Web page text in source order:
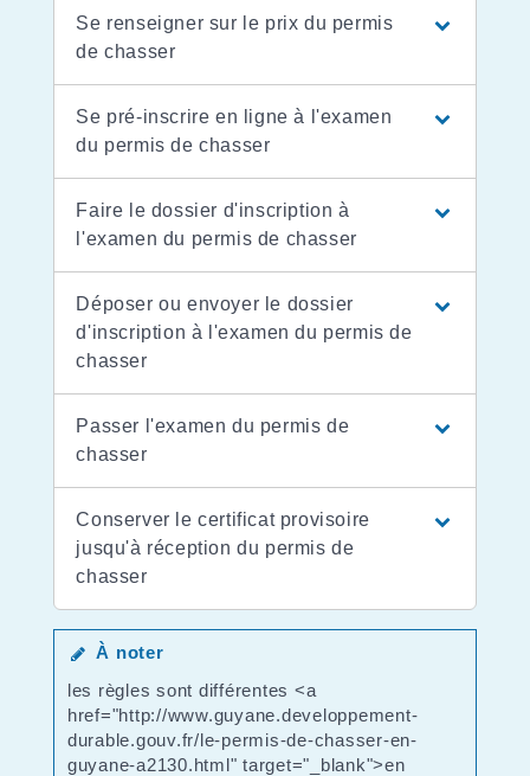
Se renseigner sur le prix du permis
de chasser
Se pré-inscrire en ligne à l'examen
du permis de chasser
Faire le dossier d'inscription à
l'examen du permis de chasser
Déposer ou envoyer le dossier
d'inscription à l'examen du permis de
chasser
Passer l'examen du permis de
chasser
Conserver le certificat provisoire
jusqu'à réception du permis de
chasser
À noter
les règles sont différentes <a
href="http://www.guyane.developpement-
durable.gouv.fr/le-permis-de-chasser-en-
guyane-a2130.html" target="_blank">en